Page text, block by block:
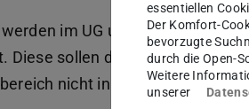
im UG und im EG an den
Diese sollen dazu beitragen,
nicht in die oberen
essentiellen
Der Komfort-
bevorzugte
durch die Open-
Weitere
unserer